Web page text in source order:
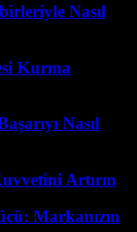
Nasıl
Kurma
Nasıl
Artırın
Markanızın